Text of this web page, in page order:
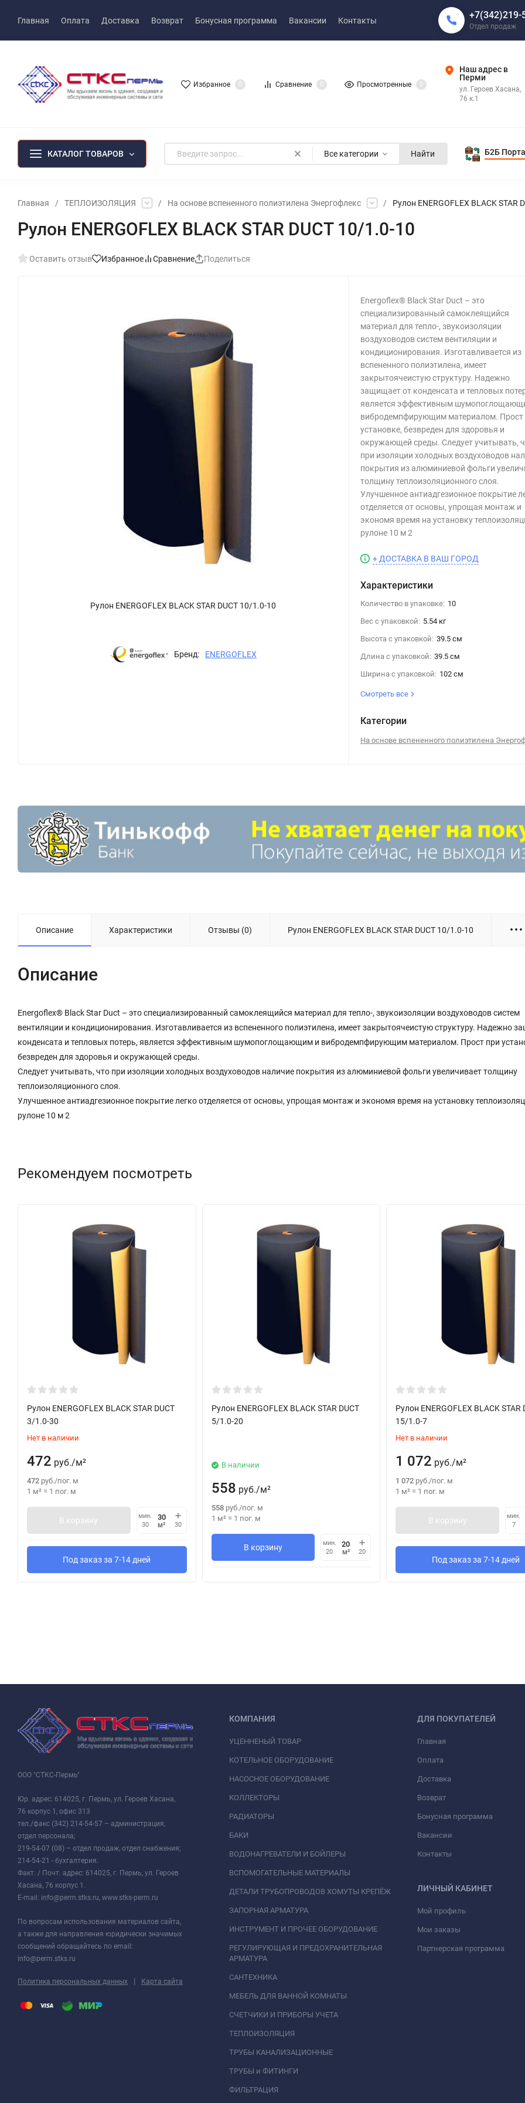
Главная Оплата Доставка Возврат Бонусная программа Вакансии Контакты +7(342)219-
Отдел продаж
Избранное 0 Сравнение 0 Просмотренные 0
Наш адрес в
Перми
ул. Героев Хасана,
76 к.1
КАТАЛОГ ТОВАРОВ Все категории Найти Б2Б
Главная / ТЕПЛОИЗОЛЯЦИЯ / На основе вспененного полиэтилена Энергофлекс / Рулон ENERGOFLEX BLACK STAR
Рулон ENERGOFLEX BLACK STAR DUCT 10/1.0-10
Оставить отзыв Избранное Сравнение Поделиться
Рулон ENERGOFLEX BLACK STAR DUCT 10/1.0-10
Бренд: ENERGOFLEX
Energoflex® Black Star Duct – это
специализированный самоклеящийся
материал для тепло-, звукоизоляции
воздуховодов систем вентиляции и
кондиционирования. Изготавливается из
вспененного полиэтилена, имеет
закрытоячеистую структуру. Надежно
защищает от конденсата и тепловых
является эффективным
вибродемпфирующим материалом. Прост
установке, безвреден для здоровья и
окружающей среды. Следует учитывать,
при изоляции холодных воздуховодов
покрытия из алюминиевой фольги
толщину теплоизоляционного слоя.
Улучшенное антиадгезионное покрытие
отделяется от основы, упрощая монтаж и
экономя время на установку
рулоне 10 м 2
+ ДОСТАВКА В ВАШ ГОРОД
Характеристики
Количество в упаковке: 10
Вес с упаковкой: 5.54 кг
Высота с упаковкой: 39.5 см
Длина с упаковкой: 39.5 см
Ширина с упаковкой: 102 см
Смотреть все
Категории
На основе вспененного полиэтилена
Описание Характеристики Отзывы (0) Рулон ENERGOFLEX BLACK STAR DUCT 10/1.0-10
Описание
Energoflex® Black Star Duct – это специализированный самоклеящийся материал для тепло-, звукоизоляции воздуховодов систем
вентиляции и кондиционирования. Изготавливается из вспененного полиэтилена, имеет закрытоячеистую структуру. Надежно
конденсата и тепловых потерь, является эффективным шумопоглощающим и вибродемпфирующим материалом. Прост при
безвреден для здоровья и окружающей среды.
Следует учитывать, что при изоляции холодных воздуховодов наличие покрытия из алюминиевой фольги увеличивает толщину
теплоизоляционного слоя.
Улучшенное антиадгезионное покрытие легко отделяется от основы, упрощая монтаж и экономя время на установку
рулоне 10 м 2
Рекомендуем посмотреть
Рулон ENERGOFLEX BLACK STAR DUCT
3/1.0-30
Нет в наличии
472 руб./м²
472 руб./пог. м
1 м² = 1 пог. м
В корзину
мин.
30
м² 30
Под заказ за 7-14 дней
Рулон ENERGOFLEX BLACK STAR DUCT
5/1.0-20
В наличии
558 руб./м²
558 руб./пог. м
1 м²= 1 пог. м
В корзину
мин.
20
м² 20
Рулон ENERGOFLEX BLACK STAR
15/1.0-7
Нет в наличии
1 072 руб./м²
1 072 руб./пог. м
1 м² = 1 пог. м
В корзину
мин.
7
Под заказ за 7-14 дней
ООО "СТКС-Пермь"
Юр. адрес: 614025, г. Пермь, ул. Героев Хасана,
76 корпус 1, офис 313
тел./факс (342) 214-54-57 – администрация,
отдел персонала;
219-54-07 (08) – отдел продаж, отдел снабжения;
214-54-21 - бухгалтерия.
Факт. / Почт. адрес: 614025, г. Пермь, ул. Героев
Хасана, 76 корпус 1.
E-mail: info@perm.stks.ru, www.stks-perm.ru
По вопросам использования материалов сайта,
а также для направления юридически значимых
сообщений обращайтесь по email:
info@perm.stks.ru
Политика персональных данных | Карта сайта
КОМПАНИЯ
УЦЕННЕНЫЙ ТОВАР
КОТЕЛЬНОЕ ОБОРУДОВАНИЕ
НАСОСНОЕ ОБОРУДОВАНИЕ
КОЛЛЕКТОРЫ
РАДИАТОРЫ
БАКИ
ВОДОНАГРЕВАТЕЛИ И БОЙЛЕРЫ
ВСПОМОГАТЕЛЬНЫЕ МАТЕРИАЛЫ
ДЕТАЛИ ТРУБОПРОВОДОВ ХОМУТЫ КРЕПЁЖ
ЗАПОРНАЯ АРМАТУРА
ИНСТРУМЕНТ И ПРОЧЕЕ ОБОРУДОВАНИЕ
РЕГУЛИРУЮЩАЯ И ПРЕДОХРАНИТЕЛЬНАЯ
АРМАТУРА
САНТЕХНИКА
МЕБЕЛЬ ДЛЯ ВАННОЙ КОМНАТЫ
СЧЕТЧИКИ И ПРИБОРЫ УЧЕТА
ТЕПЛОИЗОЛЯЦИЯ
ТРУБЫ КАНАЛИЗАЦИОННЫЕ
ТРУБЫ и ФИТИНГИ
ФИЛЬТРАЦИЯ
ДЛЯ ПОКУПАТЕЛЕЙ
Главная
Оплата
Доставка
Возврат
Бонусная программа
Вакансии
Контакты
ЛИЧНЫЙ КАБИНЕТ
Мой профиль
Мои заказы
Партнерская программа